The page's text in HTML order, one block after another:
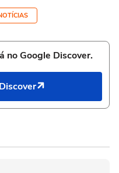
no Google Discover.